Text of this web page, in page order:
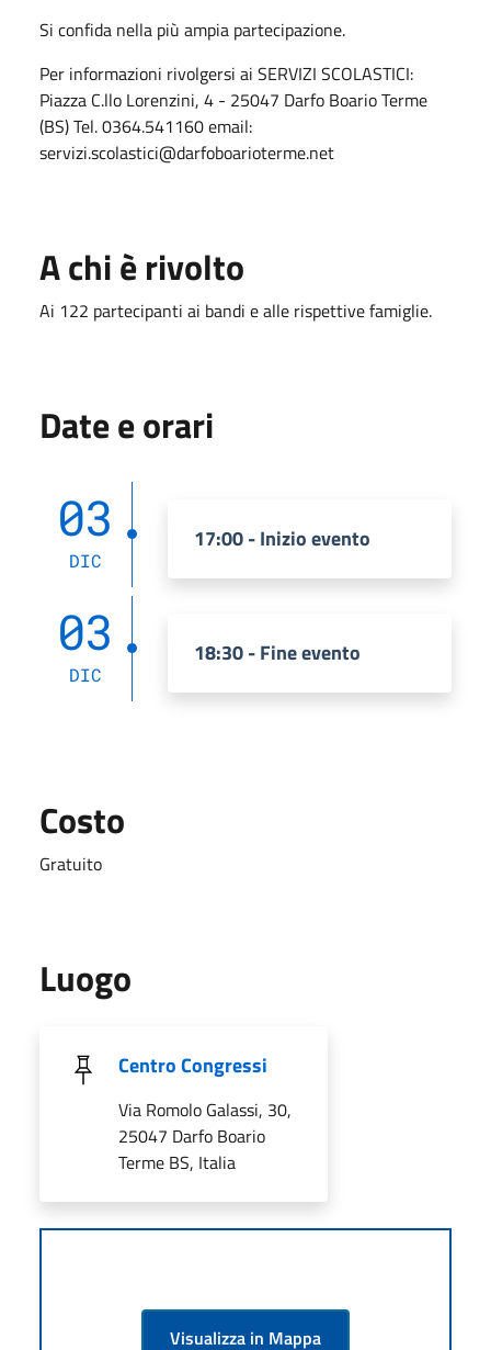
Si confida nella più ampia partecipazione.
Per informazioni rivolgersi ai SERVIZI SCOLASTICI:
Piazza C.llo Lorenzini, 4 - 25047 Darfo Boario Terme
(BS) Tel. 0364.541160 email:
servizi.scolastici@darfoboarioterme.net
A chi è rivolto
Ai 122 partecipanti ai bandi e alle rispettive famiglie.
Date e orari
03
DIC
17:00 - Inizio evento
03
DIC
18:30 - Fine evento
Costo
Gratuito
Luogo
Centro Congressi
Via Romolo Galassi, 30,
25047 Darfo Boario
Terme BS, Italia
Visualizza in Mappa